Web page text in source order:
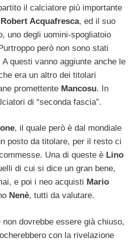
il calciatore più importante
Robert Acquafresca, ed il suo
uno degli uomini-spogliatoio
però non sono stati
questi vanno aggiunte anche le
era un altro dei titolari
promettente Mancosu. In
di “seconda fascia”.
, il quale però è dal mondiale
posto da titolare, per il resto ci
Una di queste è Lino
di cui si dice un gran bene,
e poi i neo acquisti Mario
Nenè, tutti da valutare.
dovrebbe essere già chiuso,
con la rivelazione